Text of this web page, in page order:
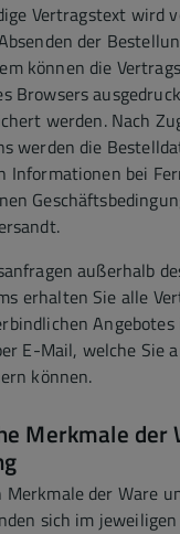
Vertragstext wird
der
können die
Browsers
werden. Nach
werden die
Informationen bei
außerhalb
erhalten Sie alle
E-Mail, welche Sie
können.
Merkmale der
Merkmale der Ware
sich im